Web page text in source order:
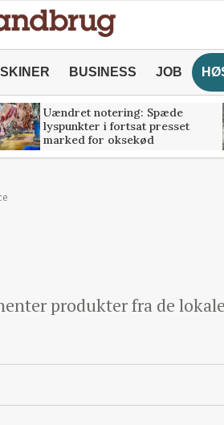
BUSINESS JOB
Uændret notering: Spæde
lyspunkter i fortsat presset
marked for oksekød
produkter fra de